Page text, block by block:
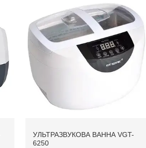
УЛЬТРАЗВУКОВА ВАННА VGT-
6250